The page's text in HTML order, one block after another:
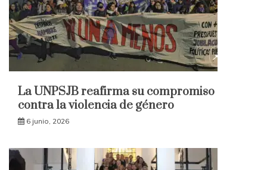
La UNPSJB reafirma su compromiso
contra la violencia de género
6 junio, 2026